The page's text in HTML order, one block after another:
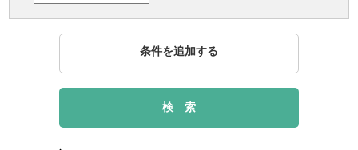
条件を追加する